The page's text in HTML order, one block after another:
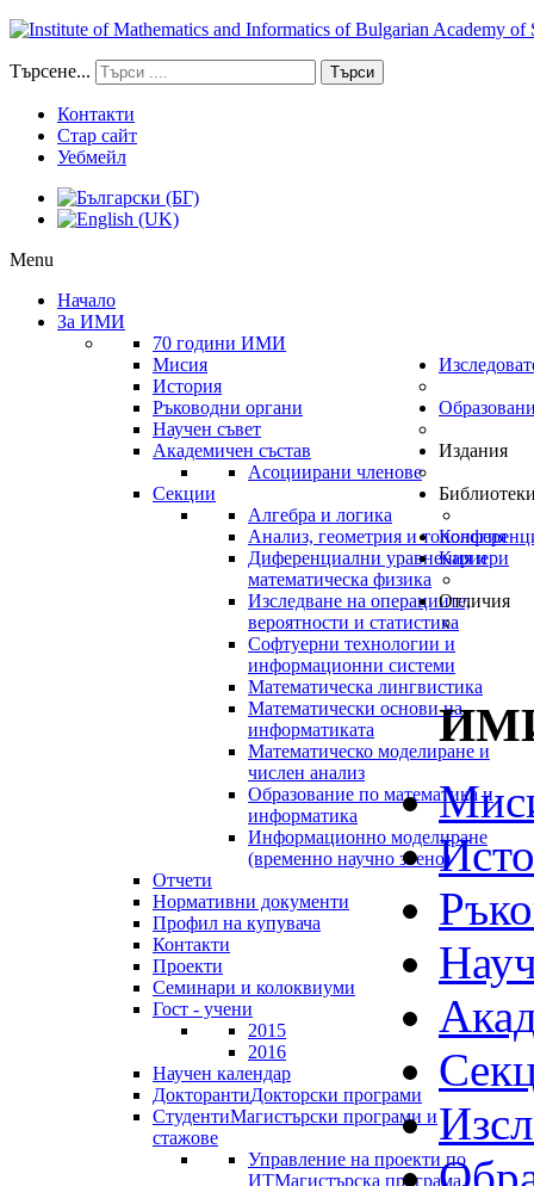
Търсене... Търси
Контакти
Стар сайт
Уебмейл
Menu
Начало
За ИМИ
70 години ИМИ
Мисия
История
Ръководни органи
Научен съвет
Академичен състав
Асоциирани членове
Секции
Алгебра и логика
Анализ, геометрия и топология
Диференциални уравнения и
математическа физика
Изследване на операциите,
вероятности и статистика
Софтуерни технологии и
информационни системи
Математическа лингвистика
Математически основи на
информатиката
Математическо моделиране и
числен анализ
Образование по математика и
информатика
Информационно моделиране
(временно научно звено)
Отчети
Нормативни документи
Профил на купувача
Контакти
Проекти
Семинари и колоквиуми
Гост - учени
2015
2016
Научен календар
ДокторантиДокторски програми
СтудентиМагистърски програми и
стажове
Управление на проекти по
ИТМагистърска програма,
Издания
Кариери
Отличия